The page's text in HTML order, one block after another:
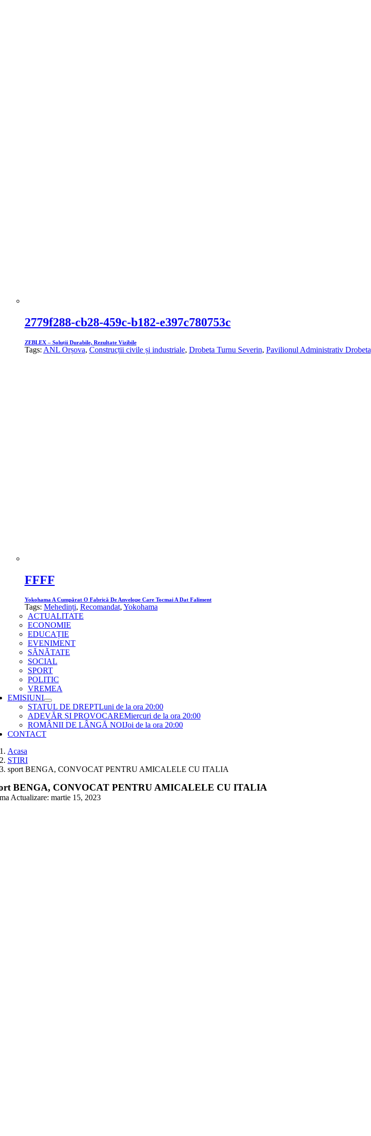
2779f288-cb28-459c-b182-e397c780753c
ZEBLEX – Soluții Durabile, Rezultate Vizibile
Tags: ANL Orșova, Construcții civile și industriale, Drobeta Turnu Severin, Pavilionul Administrativ Drobeta
FFFF
Yokohama A Cumpărat O Fabrică De Anvelope Care Tocmai A Dat Faliment
Tags: Mehedinți, Recomandat, Yokohama
ACTUALITATE
ECONOMIE
EDUCAȚIE
EVENIMENT
SĂNĂTATE
SOCIAL
SPORT
POLITIC
VREMEA
EMISIUNI
STATUL DE DREPTLuni de la ora 20:00
ADEVĂR ȘI PROVOCAREMiercuri de la ora 20:00
ROMÂNII DE LÂNGĂ NOIJoi de la ora 20:00
CONTACT
Acasa
STIRI
sport BENGA, CONVOCAT PENTRU AMICALELE CU ITALIA
BENGA, CONVOCAT PENTRU AMICALELE CU ITALIA
Actualizare: martie 15, 2023